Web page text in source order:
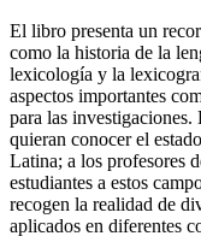
El libro presenta un
como la historia de la
lexicología y la
aspectos importantes
para las
quieran conocer el
Latina; a los profesores
estudiantes a estos
recogen la realidad de
aplicados en diferentes